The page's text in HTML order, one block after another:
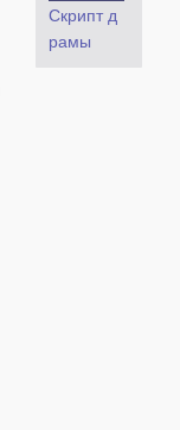
Скрипт д
рамы